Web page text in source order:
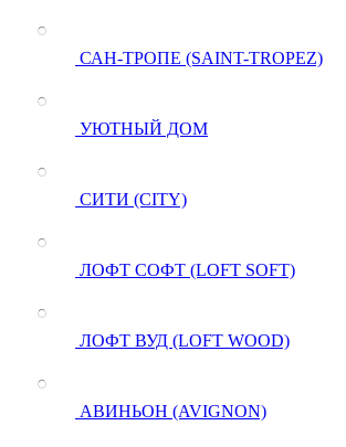
САН-ТРОПЕ (SAINT-TROPEZ)
УЮТНЫЙ ДОМ
СИТИ (CITY)
ЛОФТ СОФТ (LOFT SOFT)
ЛОФТ ВУД (LOFT WOOD)
АВИНЬОН (AVIGNON)